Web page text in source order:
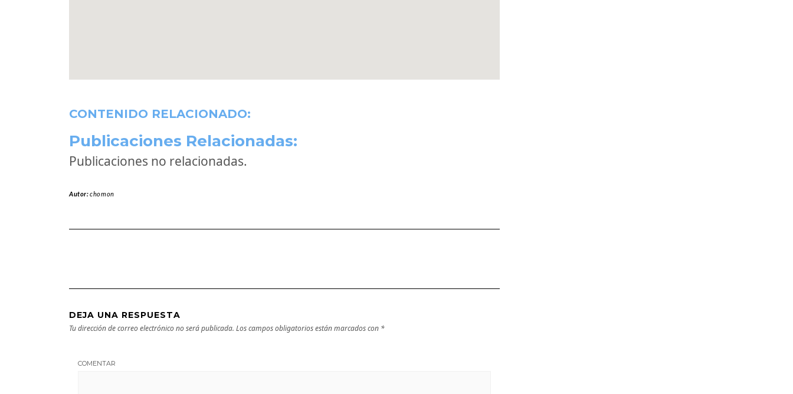
CONTENIDO RELACIONADO:
Publicaciones Relacionadas:
Publicaciones no relacionadas.
Autor:chomon
DEJA UNA RESPUESTA
Tu dirección de correo electrónico no será publicada. Los campos obligatorios están marcados con *
COMENTAR